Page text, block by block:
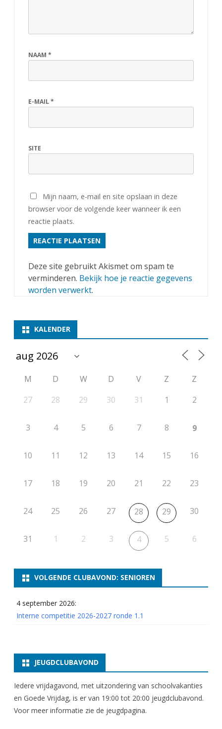
NAAM *
E-MAIL*
SITE
Mijn naam, e-mail en site opslaan in deze
browser voor de volgende keer wanneer ik een
reactie plaats.
Deze site gebruikt Akismet om spam te
verminderen. Bekijk hoe je reactie gegevens
worden verwerkt.
KALENDER
M D W D V Z
Z
27
28 29 30 31 1 2
3 4 5 6 7 8 9
10 11 12 13 14 15 16
17 18 19 20 21 22 23
24 25 26 27 28 29 30
31 1 2 3 4 5 6
VOLGENDE CLUBAVOND: SENIOREN
4 september 2026:
Interne competitie 2026-2027 ronde 1.1
JEUGDCLUBAVOND
Iedere vrijdagavond, met uitzondering van schoolvakanties
en Goede Vrijdag, is er van 19:00 tot 20:00 jeugdclubavond.
Voor meer informatie zie de jeugdpagina.